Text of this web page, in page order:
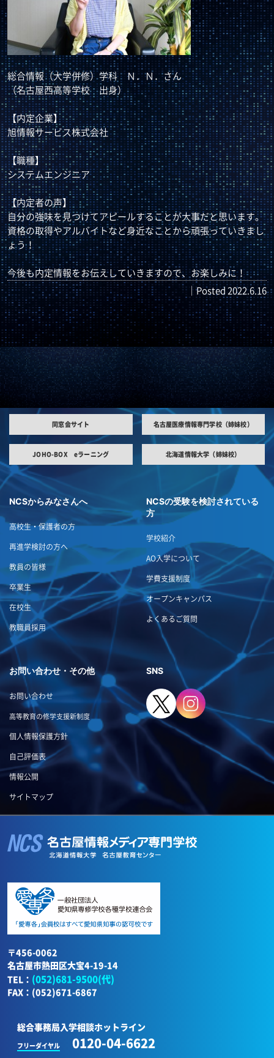
総合情報（大学併修）学科 Ｎ．Ｎ．さん
（名古屋西高等学校 出身）
【内定企業】
旭情報サービス株式会社
【職種】
システムエンジニア
【内定者の声】
自分の強味を見つけてアピールすることが大事だと思います。
資格の取得やアルバイトなど身近なことから頑張っていきまし
ょう！
今後も内定情報をお伝えしていきますので、お楽しみに！
｜Posted 2022.6.16
同窓会サイト 名古屋医療情報専門学校（姉妹校）
JOHO-BOX eラーニング 北海道情報大学（姉妹校）
NCSからみなさんへ
高校生・保護者の方
再進学検討の方へ
教員の皆様
卒業生
在校生
教職員採用
NCSの受験を検討されている
方
学校紹介
AO入学について
学費支援制度
オープンキャンパス
よくあるご質問
お問い合わせ・その他
お問い合わせ
高等教育の修学支援新制度
個人情報保護方針
自己評価表
情報公開
サイトマップ
SNS
〒456-0062
名古屋市熱田区大宝4-19-14
TEL： (052)681-9500(代)
FAX：(052)671-6867
総合事務局入学相談ホットライン
フリーダイヤル 0120-04-6622